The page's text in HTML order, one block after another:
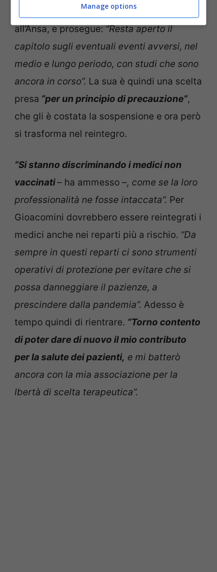
Così Giacomini nell’intervista
all’Ansa, e prosegue:“Resta aperto il
capitolo sugli eventuali eventi avversi, nel
medio e lungo periodo, con studi che sono
ancora in corso”. La sua è quindi una scelta
presa “per un principio di precauzione”,
che gli è costata la sospensione e ora però
si trasforma nel reintegro.
“Si stanno discriminando i medici non
vaccinati– ha ammesso –, come se la loro
professionalità ne fosse intaccata”. Per
Gioacomini dovrebbero essere reintegrati i
medici anche nei reparti più a rischio. “Da
sempre in questi reparti ci sono strumenti
operativi di protezione per evitare che si
possa danneggiare il pazienze, a
prescindere dalla pandemia”. Adesso è
tempo quindi di rientrare. “Torno contento
di poter dare di nuovo il mio contributo
per la salute dei pazienti, e mi batterò
ancora con la mia associazione per la
lbertà di scelta terapeutica”.
Manage options